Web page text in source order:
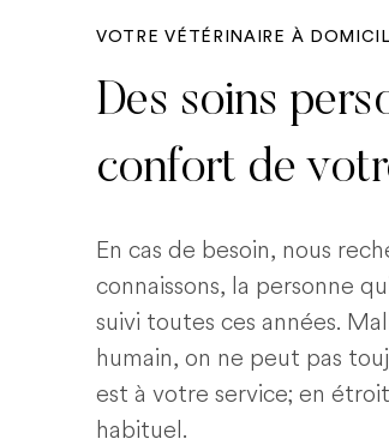
VOTRE VÉTÉRINAIRE À
Des soins
confort de
En cas de besoin, nous
connaissons, la personne
suivi toutes ces années.
humain, on ne peut pas
est à votre service; en
habituel.